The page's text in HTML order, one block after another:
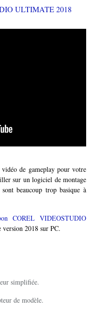
de gameplay pour votre
sur un logiciel de montage
beaucoup trop basique à
COREL VIDEOSTUDIO
2018 sur PC.
simplifiée.
de modèle.